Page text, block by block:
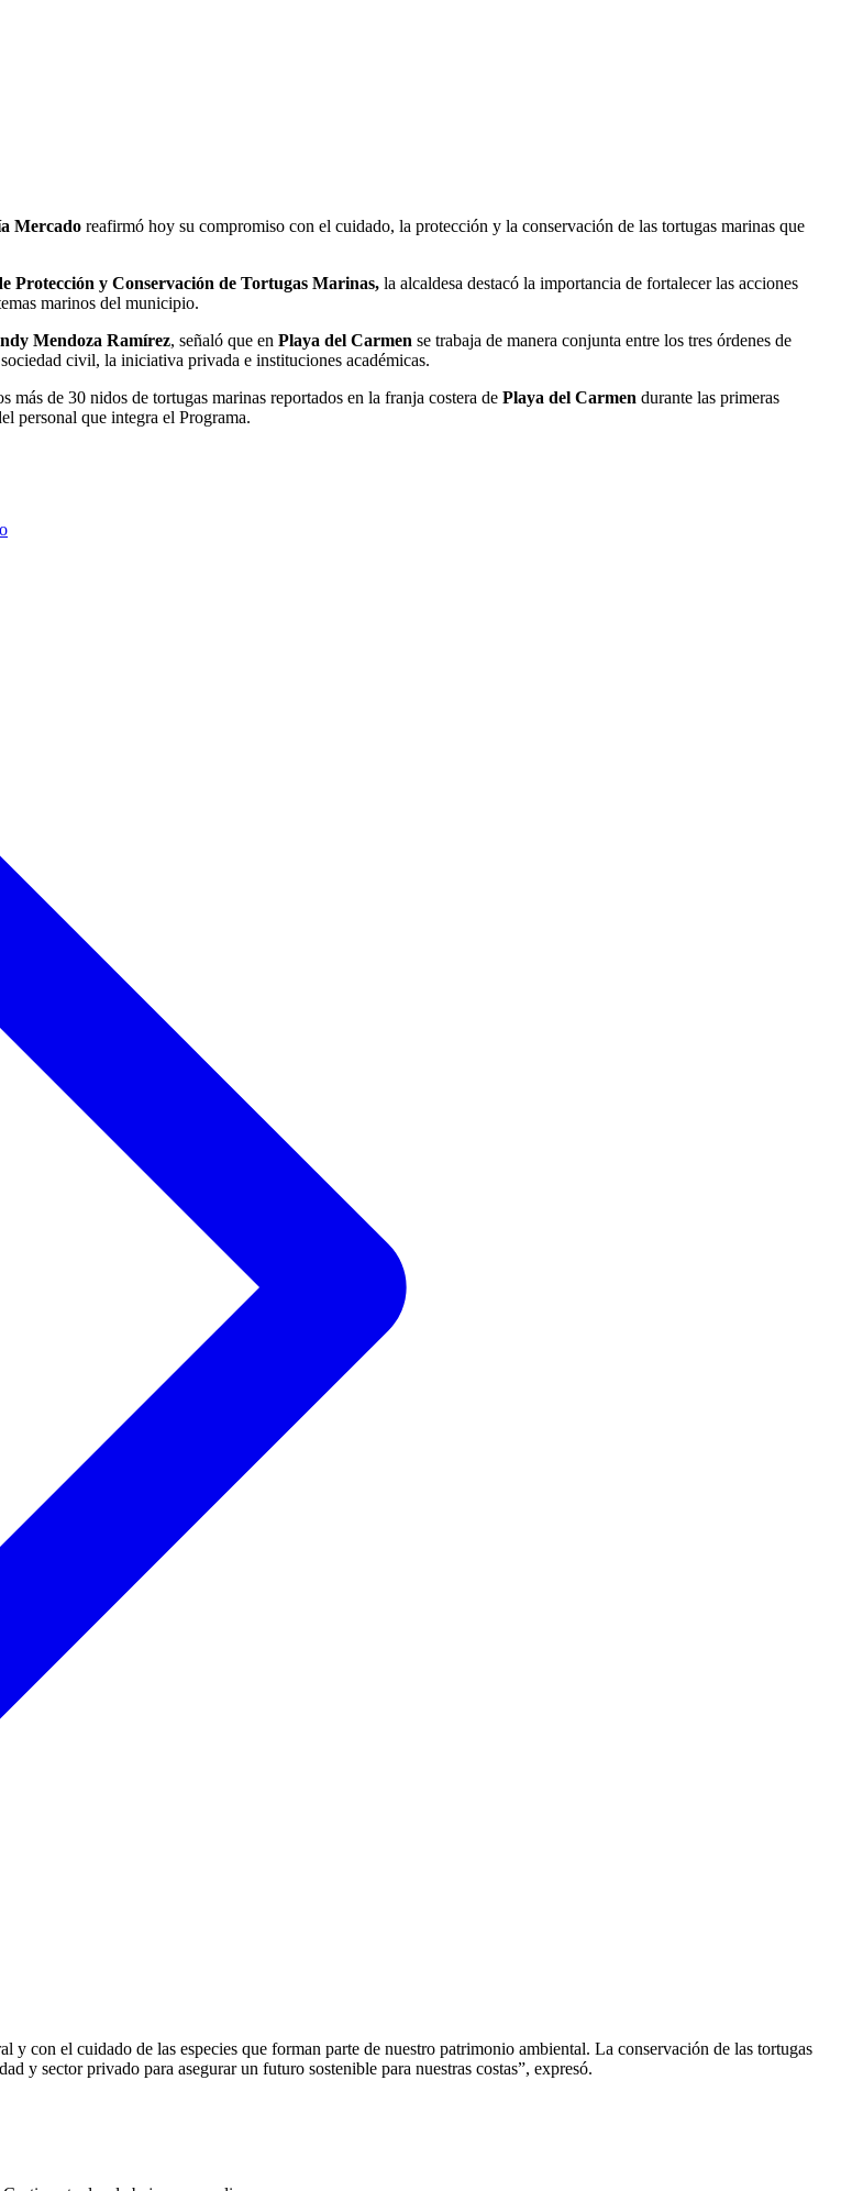
Mercado reafirmó hoy su compromiso con el cuidado, la protección y la conservación de las tortugas marinas que
Protección y Conservación de Tortugas Marinas, la alcaldesa destacó la importancia de fortalecer las acciones
marinos del municipio.
Mendoza Ramírez, señaló que en Playa del Carmen se trabaja de manera conjunta entre los tres órdenes de
civil, la iniciativa privada e instituciones académicas.
más de 30 nidos de tortugas marinas reportados en la franja costera de Playa del Carmen durante las primeras
personal que integra el Programa.
y con el cuidado de las especies que forman parte de nuestro patrimonio ambiental. La conservación de las tortugas
y sector privado para asegurar un futuro sostenible para nuestras costas”, expresó.